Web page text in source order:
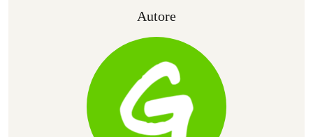
Autore